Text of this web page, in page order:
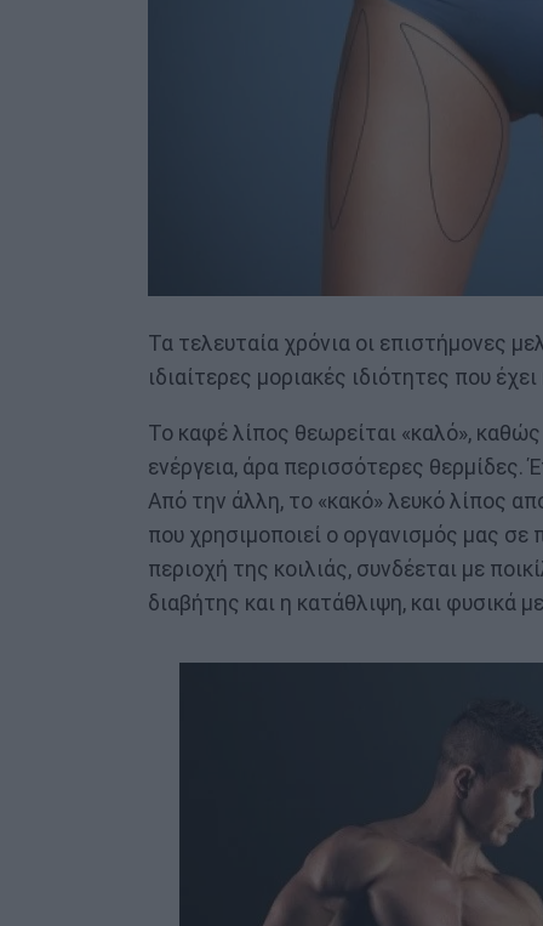
Τα τελευταία χρόνια οι επιστήμονες
ιδιαίτερες μοριακές ιδιότητες που
Το καφέ λίπος θεωρείται «καλό»,
ενέργεια, άρα περισσότερες θερμίδες.
Από την άλλη, το «κακό» λευκό λίπος
που χρησιμοποιεί ο οργανισμός μας σε
περιοχή της κοιλιάς, συνδέεται με
διαβήτης και η κατάθλιψη, και φυσικά